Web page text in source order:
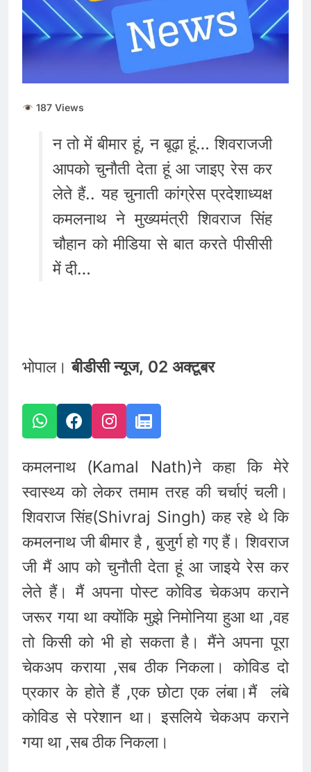
भारतीय शेयर बाजार में
सकारात्मक शुरुआत, सेंसेक्स-
निफ्टी हरे निशान पर खुले;
क्रूड ऑयल में नरमी
August 6, 2026
6 अगस्त 2026 पंचांग, मूलांक
और राशिफल: जानिए आज का
187 Views
न तो में बीमार हूं, न बूढ़ा हूं… शिवराजजी
आपको चुनौती देता हूं आ जाइए रेस कर
लेते हैं.. यह चुनाती कांग्रेस प्रदेशाध्यक्ष
कमलनाथ ने मुख्यमंत्री शिवराज सिंह
चौहान को मीडिया से बात करते पीसीसी
में दी…
भोपाल।बीडीसी न्यूज, 02 अक्टूबर
कमलनाथ (Kamal Nath)ने कहा कि मेरे
स्वास्थ्य को लेकर तमाम तरह की चर्चाएं चली।
शिवराज सिंह(Shivraj Singh) कह रहे थे कि
कमलनाथ जी बीमार है , बुजुर्ग हो गए हैं। शिवराज
जी मैं आप को चुनौती देता हूं आ जाइये रेस कर
लेते हैं। मैं अपना पोस्ट कोविड चेकअप कराने
जरूर गया था क्योंकि मुझे निमोनिया हुआ था ,वह
तो किसी को भी हो सकता है। मैंने अपना पूरा
चेकअप कराया ,सब ठीक निकला। कोविड दो
प्रकार के होते हैं ,एक छोटा एक लंबा।मैं लंबे
कोविड से परेशान था। इसलिये चेकअप कराने
गया था ,सब ठीक निकला।